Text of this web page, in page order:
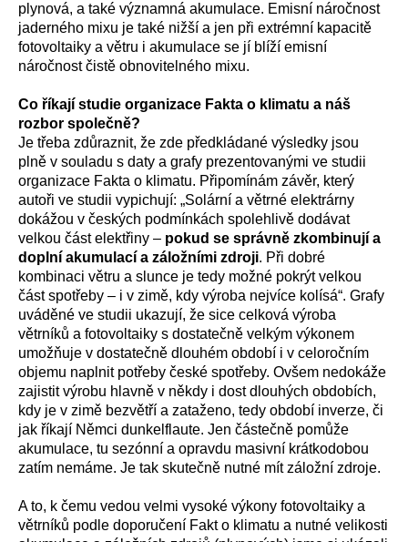
plynová, a také významná akumulace. Emisní náročnost
jaderného mixu je také nižší a jen při extrémní kapacitě
fotovoltaiky a větru i akumulace se jí blíží emisní
náročnost čistě obnovitelného mixu.
Co říkají studie organizace Fakta o klimatu a náš
rozbor společně?
Je třeba zdůraznit, že zde předkládané výsledky jsou
plně v souladu s daty a grafy prezentovanými ve studii
organizace Fakta o klimatu. Připomínám závěr, který
autoři ve studii vypichují: „Solární a větrné elektrárny
dokážou v českých podmínkách spolehlivě dodávat
velkou část elektřiny – pokud se správně zkombinují a
doplní akumulací a záložními zdroji. Při dobré
kombinaci větru a slunce je tedy možné pokrýt velkou
část spotřeby – i v zimě, kdy výroba nejvíce kolísá“. Grafy
uváděné ve studii ukazují, že sice celková výroba
větrníků a fotovoltaiky s dostatečně velkým výkonem
umožňuje v dostatečně dlouhém období i v celoročním
objemu naplnit potřeby české spotřeby. Ovšem nedokáže
zajistit výrobu hlavně v někdy i dost dlouhých obdobích,
kdy je v zimě bezvětří a zataženo, tedy období inverze, či
jak říkají Němci dunkelflaute. Jen částečně pomůže
akumulace, tu sezónní a opravdu masivní krátkodobou
zatím nemáme. Je tak skutečně nutné mít záložní zdroje.
A to, k čemu vedou velmi vysoké výkony fotovoltaiky a
větrníků podle doporučení Fakt o klimatu a nutné velikosti